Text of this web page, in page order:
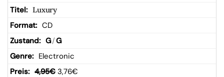
Luxury
CD
G/G
Electronic
4,95€ 3,76€